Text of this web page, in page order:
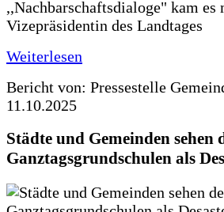
,,Nachbarschaftsdialoge" kam
Vizepräsidentin des Landtages
Weiterlesen
Bericht von: Pressestelle
11.10.2025
Städte und Gemeinden sehen
Ganztagsgrundschulen als